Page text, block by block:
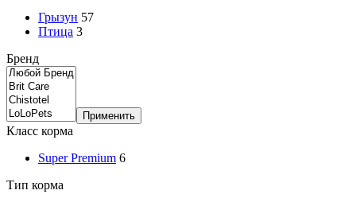
Грызун 57
Птица 3
Бренд
Применить
Класс корма
Super Premium 6
Тип корма